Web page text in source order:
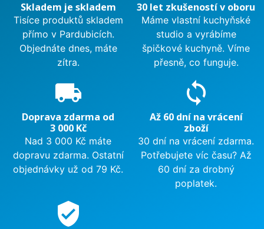
Skladem je skladem
Tisíce produktů skladem
přímo v Pardubicích.
Objednáte dnes, máte
zítra.
30 let zkušeností v oboru
Máme vlastní kuchyňské
studio a vyrábíme
špičkové kuchyně. Víme
přesně, co funguje.
local_shipping
Doprava zdarma od
3 000 Kč
Nad 3 000 Kč máte
dopravu zdarma. Ostatní
objednávky už od 79 Kč.
sync
Až 60 dní na vrácení
zboží
30 dní na vrácení zdarma.
Potřebujete víc času? Až
60 dní za drobný
poplatek.
verified_user